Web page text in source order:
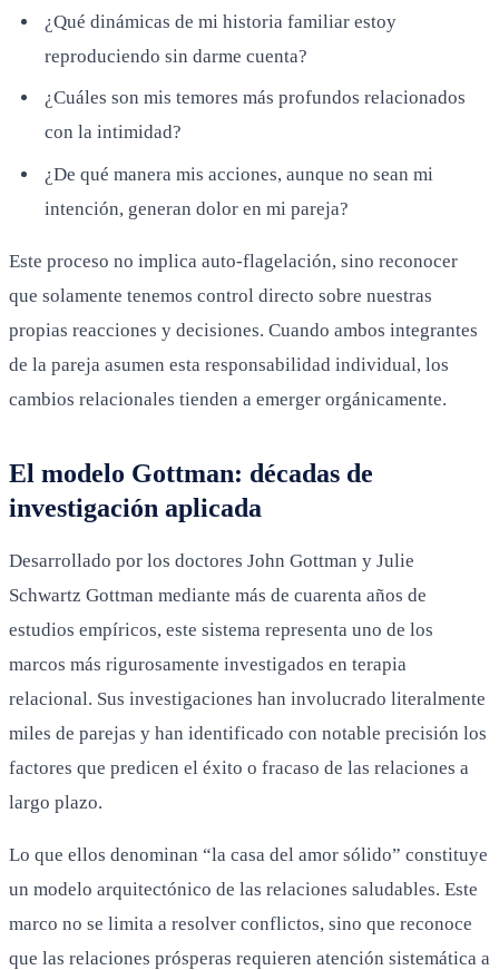
¿Qué dinámicas de mi historia familiar estoy
reproduciendo sin darme cuenta?
¿Cuáles son mis temores más profundos relacionados
con la intimidad?
¿De qué manera mis acciones, aunque no sean mi
intención, generan dolor en mi pareja?
Este proceso no implica auto-flagelación, sino reconocer
que solamente tenemos control directo sobre nuestras
propias reacciones y decisiones. Cuando ambos integrantes
de la pareja asumen esta responsabilidad individual, los
cambios relacionales tienden a emerger orgánicamente.
El modelo Gottman: décadas de
investigación aplicada
Desarrollado por los doctores John Gottman y Julie
Schwartz Gottman mediante más de cuarenta años de
estudios empíricos, este sistema representa uno de los
marcos más rigurosamente investigados en terapia
relacional. Sus investigaciones han involucrado literalmente
miles de parejas y han identificado con notable precisión los
factores que predicen el éxito o fracaso de las relaciones a
largo plazo.
Lo que ellos denominan “la casa del amor sólido” constituye
un modelo arquitectónico de las relaciones saludables. Este
marco no se limita a resolver conflictos, sino que reconoce
que las relaciones prósperas requieren atención sistemática a